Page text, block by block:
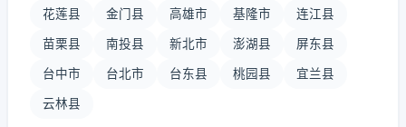
花莲县 金门县 高雄市 基隆市 连江县
苗栗县 南投县 新北市 澎湖县 屏东县
台中市 台北市 台东县 桃园县 宜兰县
云林县